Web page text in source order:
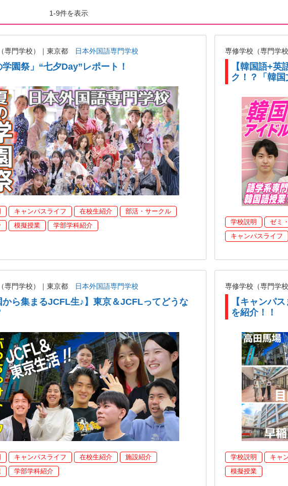
1-9件を表示
専門学校）｜東京都 日本外国語専門学校
学園祭」“七夕Day”レポート！
キャンパスライフ 在校生紹介
部活・サークル
模擬授業 学部学科紹介
専修学校（専門学
【韓国語+
ク！？「韓
学校説明 ゼミ
キャンパスライフ
専門学校）｜東京都 日本外国語専門学校
から集まるJCFL生♪】東京＆JCFLってどうな
キャンパスライフ 在校生紹介
施設紹介
学部学科紹介
専修学校（専門学
【キャンパ
を紹介！！
学校説明 キャ
模擬授業